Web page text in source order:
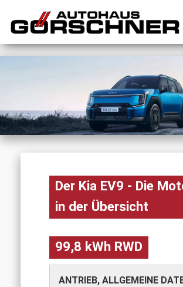
Der Kia EV9 - Die
in der Übersicht
99,8 kWh RWD
ANTRIEB, ALLGEMEINE